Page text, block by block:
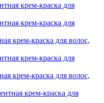
крем-краска для
крем-краска для волос,
крем-краска для волос,